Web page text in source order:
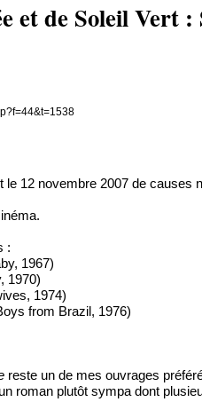
et de Soleil Vert
le 12 novembre 2007 de
:
1967)
1970)
1974)
from Brazil, 1976)
reste un de mes ouvrages
roman plutôt sympa dont